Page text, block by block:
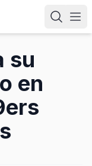
su
en